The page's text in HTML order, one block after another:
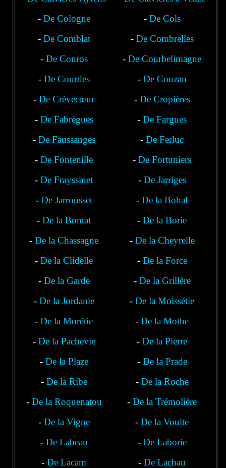
- De Cologne - De Cols
- De Comblat - De Combrelles
- De Conros -De Courbelimagne
- De Courdes - De Couzan
-De Crèvecœur - De Cropières
- De Fabrègues -De Fargues
- De Faussanges -De Ferluc
-De Fontenille -De Fortuniers
-De Frayssinet - De Jarriges
- De Jarrousset -De la Bohal
-De la Bontat -De la Borie
-De la Chassagne - De la Cheyrelle
-De la Clidelle - De la Force
- De la Garde - De la Grillère
- De la Jordanie -De la Moissétie
-De la Morétie -De la Mothe
- De la Pachevie -De la Pierre
- De la Plaze - De la Prade
- De la Ribe - De la Roche
- De la Roquenatou -De la Trémolière
- De la Vigne -De la Voulte
- De Labeau - De Laborie
-De Lacam -De Lachau